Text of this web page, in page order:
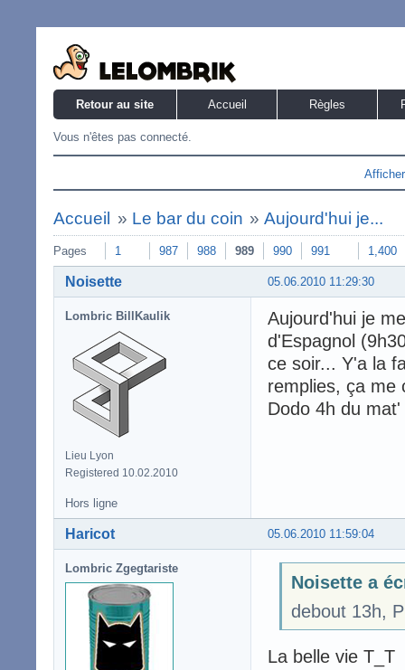
Retour au site Accueil Règles
Vous n'êtes pas connecté.
Accueil » Le bar du coin »Aujourd'hui je...
Pages 1 987 988 989 990 991 1,400
05.06.2010 11:29:30
Noisette
Lombric BillKaulik
Lieu Lyon
Registered 10.02.2010
Aujourd'hui je
d'Espagnol
ce soir... Y'a la
remplies, ça me
Dodo 4h du mat'
Hors ligne
05.06.2010 11:59:04
Haricot
Lombric Zgegtariste
Noisette a
debout 13h,
La belle vie T_T